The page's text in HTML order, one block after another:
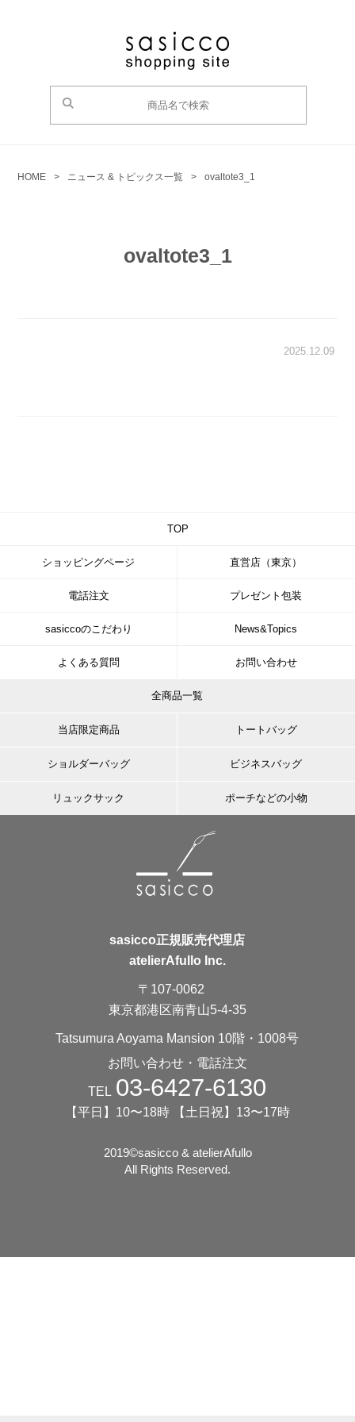
HOME > ニュース & トピックス一覧 > ovaltote3_1
ovaltote3_1
2025.12.09
TOP
ショッピングページ 直営店（東京）
電話注文 プレゼント包装
sasiccoのこだわり News&Topics
よくある質問 お問い合わせ
全商品一覧
当店限定商品 トートバッグ
ショルダーバッグ ビジネスバッグ
リュックサック ポーチなどの小物
sasicco正規販売代理店
atelierAfullo Inc.
〒107-0062
東京都港区南青山5-4-35
Tatsumura Aoyama Mansion 10階・1008号
お問い合わせ・電話注文
TEL 03-6427-6130
【平日】10〜18時 【土日祝】13〜17時
2019©️sasicco & atelierAfullo
All Rights Reserved.